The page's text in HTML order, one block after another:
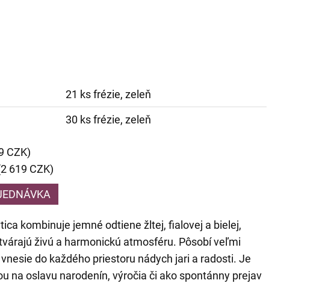
21 ks frézie, zeleň
30 ks frézie, zeleň
CZK)
619 CZK)
kombinuje jemné odtiene žltej, fialovej a bielej,
živú a harmonickú atmosféru. Pôsobí veľmi
do každého priestoru nádych jari a radosti. Je
na oslavu narodenín, výročia či ako spontánny prejav